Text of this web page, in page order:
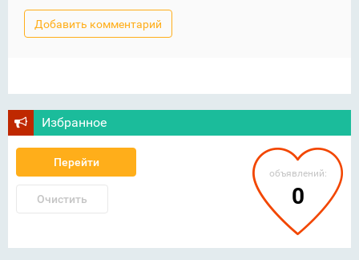
Избранное
Перейти
Очистить
объявлений:
0